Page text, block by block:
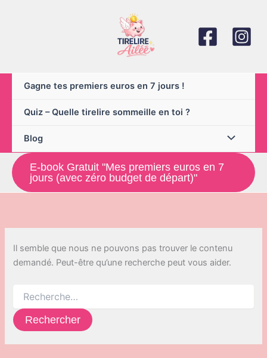
Gagne tes premiers euros en 7 jours !
Quiz – Quelle tirelire sommeille en toi ?
Blog
E-book Gratuit "Mes premiers euros en 7
jours (avec zéro budget de départ)"
Il semble que nous ne pouvons pas trouver le contenu
demandé. Peut-être qu’une recherche peut vous aider.